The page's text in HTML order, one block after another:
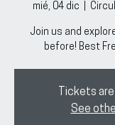
mié, 04 dic
Join us and
before! Best
Tickets
See